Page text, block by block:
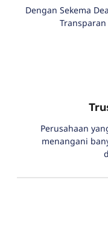
Dengan Sekema
Perusahaan
menangani